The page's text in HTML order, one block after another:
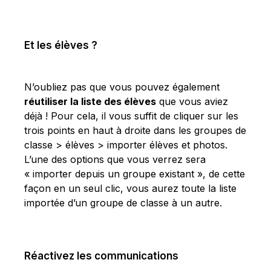
Et les élèves ?
N’oubliez pas que vous pouvez également
réutiliser la liste des élèves que vous aviez
déjà ! Pour cela, il vous suffit de cliquer sur les
trois points en haut à droite dans les groupes de
classe > élèves > importer élèves et photos.
L’une des options que vous verrez sera
« importer depuis un groupe existant », de cette
façon en un seul clic, vous aurez toute la liste
importée d’un groupe de classe à un autre.
Réactivez les communications